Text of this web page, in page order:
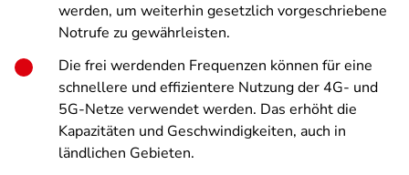
werden, um weiterhin gesetzlich vorgeschriebene
Notrufe zu gewährleisten.
Die frei werdenden Frequenzen können für eine
schnellere und effizientere Nutzung der 4G- und
5G-Netze verwendet werden. Das erhöht die
Kapazitäten und Geschwindigkeiten, auch in
ländlichen Gebieten.